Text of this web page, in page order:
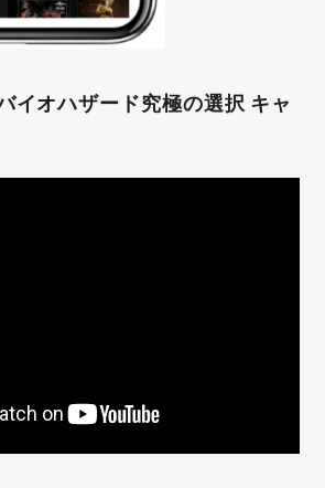
バイオハザード究極の選択 キャ